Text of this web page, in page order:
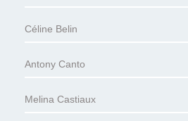
Céline Belin
Antony Canto
Melina Castiaux